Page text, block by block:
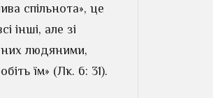
спільнота», це
інші, але зі
них людяними,
їм» (Лк. 6: 31).